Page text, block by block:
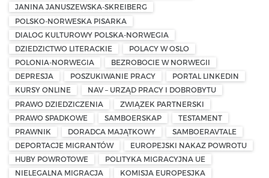
JANINA JANUSZEWSKA-SKREIBERG
POLSKO-NORWESKA PISARKA
DIALOG KULTUROWY POLSKA-NORWEGIA
DZIEDZICTWO LITERACKIE
POLACY W OSLO
POLONIA-NORWEGIA
BEZROBOCIE W NORWEGII
DEPRESJA
POSZUKIWANIE PRACY
PORTAL LINKEDIN
KURSY ONLINE
NAV – URZĄD PRACY I DOBROBYTU
PRAWO DZIEDZICZENIA
ZWIĄZEK PARTNERSKI
PRAWO SPADKOWE
SAMBOERSKAP
TESTAMENT
PRAWNIK
DORADCA MAJĄTKOWY
SAMBOERAVTALE
DEPORTACJE MIGRANTÓW
EUROPEJSKI NAKAZ POWROTU
HUBY POWROTOWE
POLITYKA MIGRACYJNA UE
NIELEGALNA MIGRACJA
KOMISJA EUROPESJKA